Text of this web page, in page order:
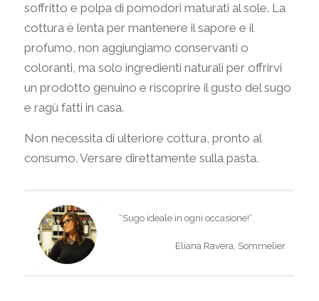
soffritto e polpa di pomodori maturati al sole. La
cottura è lenta per mantenere il sapore e il
profumo, non aggiungiamo conservanti o
coloranti, ma solo ingredienti naturali per offrirvi
un prodotto genuino e riscoprire il gusto del sugo
e ragù fatti in casa.
Non necessita di ulteriore cottura, pronto al
consumo. Versare direttamente sulla pasta.
“Sugo ideale in ogni occasione!”.
Eliana Ravera, Sommelier